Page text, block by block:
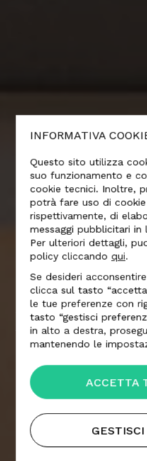
INFORMATIVA
Questo sito utilizza
suo funzionamento e
cookie tecnici. Inoltre,
potrà fare uso di
rispettivamente, di
messaggi pubblicitari
Per ulteriori dettagli,
policy cliccando qui.
Se desideri
clicca sul tasto
le tue preferenze con
tasto “gestisci
in alto a destra,
mantenendo le
ACCETTA